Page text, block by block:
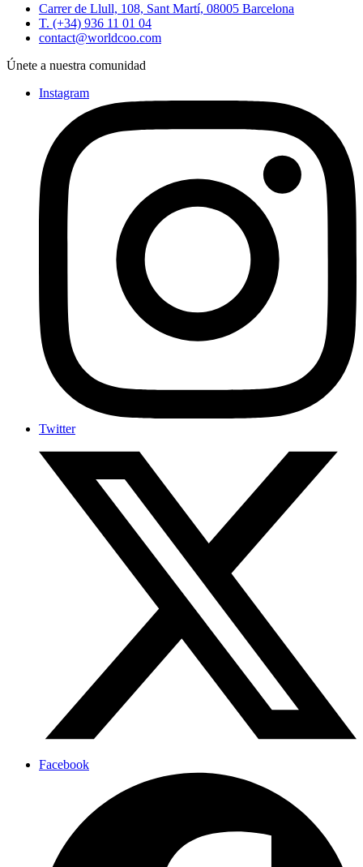
Carrer de Llull, 108, Sant Martí, 08005 Barcelona
T. (+34) 936 11 01 04
contact@worldcoo.com
Únete a nuestra comunidad
Instagram
Twitter
Facebook